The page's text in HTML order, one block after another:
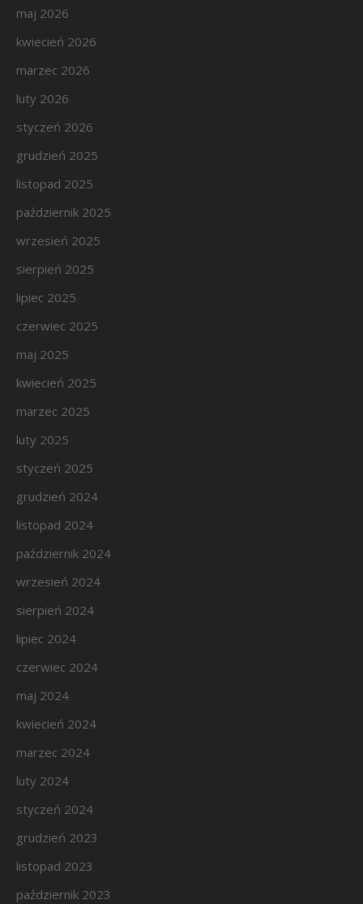
maj 2026
kwiecień 2026
marzec 2026
luty 2026
styczeń 2026
grudzień 2025
listopad 2025
październik 2025
wrzesień 2025
sierpień 2025
lipiec 2025
czerwiec 2025
maj 2025
kwiecień 2025
marzec 2025
luty 2025
styczeń 2025
grudzień 2024
listopad 2024
październik 2024
wrzesień 2024
sierpień 2024
lipiec 2024
czerwiec 2024
maj 2024
kwiecień 2024
marzec 2024
luty 2024
styczeń 2024
grudzień 2023
listopad 2023
październik 2023